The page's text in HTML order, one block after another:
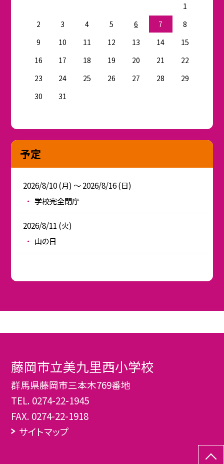
1
2
3 4 5 6 7
8
9
10 11 12 13 14
15
16
17 18 19 20 21
22
23
24 25 26 27 28
29
30
31
予定
2026/8/10 (月) ～ 2026/8/16 (日)
学校完全閉庁
2026/8/11 (火)
山の日
藤岡市立美九里西小学校
群馬県藤岡市三本木769番地
TEL. 0274-22-1945
FAX. 0274-22-1918
サイトマップ